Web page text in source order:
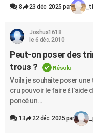
Bricolage
Lifestyle
Culture
Sport
Auto
Television
Voyage
Cinema
8 23 déc. 2025 par
Joshua1618
le 6 déc. 2010
Peut-on poser des
trous ?
Résolu
Voila je souhaite poser
cru pouvoir le faire à l'aide
poncé un...
13 22 déc. 2025 par